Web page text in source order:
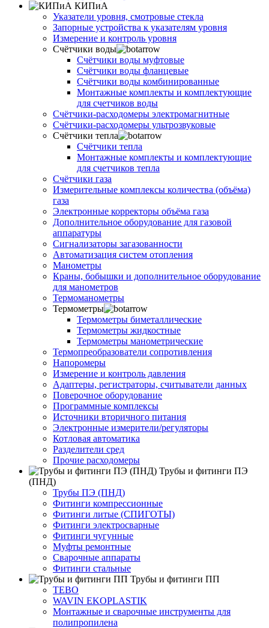
КИПиА
Указатели уровня, смотровые стекла
Запорные устройства к указателям уровня
Измерение и контроль уровня
Счётчики воды
Счётчики воды муфтовые
Счётчики воды фланцевые
Счётчики воды комбинированные
Монтажные комплекты и комплектующие
для счетчиков воды
Счётчики-расходомеры электромагнитные
Счётчики-расходомеры ультрозвуковые
Счётчики тепла
Счётчики тепла
Монтажные комплекты и комплектующие
для счетчиков тепла
Счётчики газа
Измерительные комплексы количества (объёма)
газа
Электронные корректоры объёма газа
Дополнительное оборудование для газовой
аппаратуры
Сигнализаторы загазованности
Автоматизация систем отопления
Манометры
Краны, бобышки и дополнительное оборудование
для манометров
Термоманометры
Термометры
Термометры биметаллические
Термометры жидкостные
Термометры манометрические
Термопреобразователи сопротивления
Напоромеры
Измерение и контроль давления
Адаптеры, регистраторы, считыватели данных
Поверочное оборудование
Программные комплексы
Источники вторичного питания
Электронные измерители/регуляторы
Котловая автоматика
Разделители сред
Прочие расходомеры
Трубы и фитинги ПЭ
(ПНД)
Трубы ПЭ (ПНД)
Фитинги компрессионные
Фитинги литые (СПИГОТЫ)
Фитинги электросварные
Фитинги чугунные
Муфты ремонтные
Сварочные аппараты
Фитинги стальные
Трубы и фитинги ПП
TEBO
WAVIN EKOPLASTIK
Монтажные и сварочные инструменты для
полипропилена